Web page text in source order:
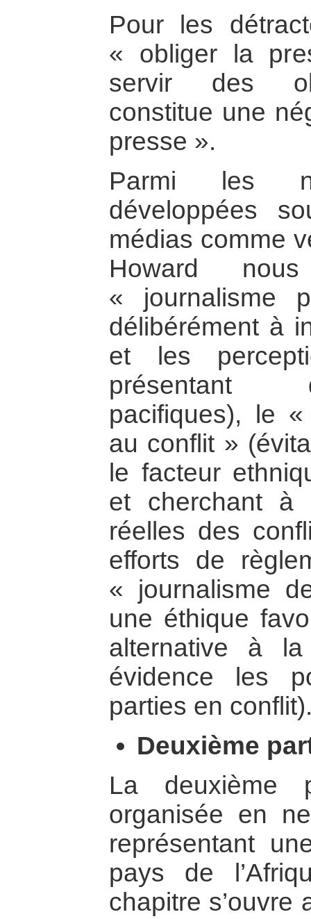
Pour les
« obliger la
servir des
constitue une
presse ».
Parmi les
développées
médias comme
Howard
« journalisme
délibérément à
et les
présentant
pacifiques), le
au conflit »
le facteur
et cherchant à
réelles des
efforts de
« journalisme
une éthique
alternative à
évidence les
parties en
Deuxième
La deuxième
organisée en
représentant
pays de
chapitre s’ouvre